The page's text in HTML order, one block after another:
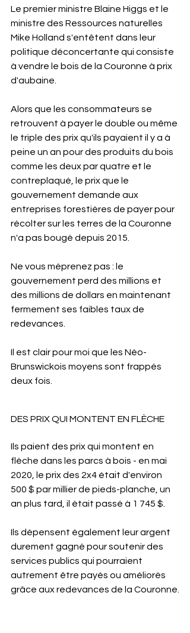
Le premier ministre Blaine Higgs et le
ministre des Ressources naturelles
Mike Holland s'entêtent dans leur
politique déconcertante qui consiste
à vendre le bois de la Couronne à prix
d'aubaine.
Alors que les consommateurs se
retrouvent à payer le double ou même
le triple des prix qu'ils payaient il y a à
peine un an pour des produits du bois
comme les deux par quatre et le
contreplaqué, le prix que le
gouvernement demande aux
entreprises forestières de payer pour
récolter sur les terres de la Couronne
n'a pas bougé depuis 2015.
Ne vous méprenez pas : le
gouvernement perd des millions et
des millions de dollars en maintenant
fermement ses faibles taux de
redevances.
Il est clair pour moi que les Néo-
Brunswickois moyens sont frappés
deux fois.
DES PRIX QUI MONTENT EN FLÈCHE
Ils paient des prix qui montent en
flèche dans les parcs à bois - en mai
2020, le prix des 2x4 était d'environ
500 $ par millier de pieds-planche, un
an plus tard, il était passé à 1 745 $.
Ils dépensent également leur argent
durement gagné pour soutenir des
services publics qui pourraient
autrement être payés ou améliorés
grâce aux redevances de la Couronne.